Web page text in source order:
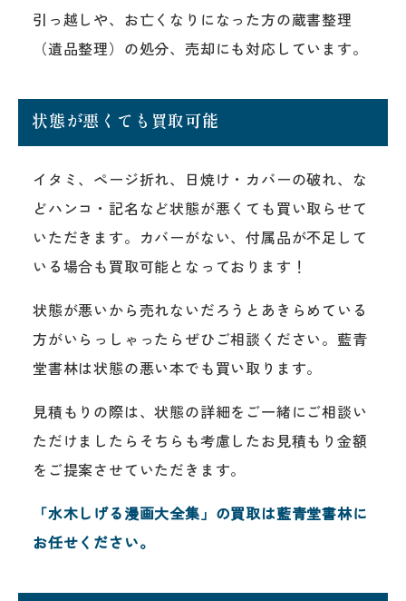
引っ越しや、お亡くなりになった方の蔵書整理
（遺品整理）の処分、売却にも対応しています。
状態が悪くても買取可能
イタミ、ページ折れ、日焼け・カバーの破れ、な
どハンコ・記名など状態が悪くても買い取らせて
いただきます。カバーがない、付属品が不足して
いる場合も買取可能となっております！
状態が悪いから売れないだろうとあきらめている
方がいらっしゃったらぜひご相談ください。藍青
堂書林は状態の悪い本でも買い取ります。
見積もりの際は、状態の詳細をご一緒にご相談い
ただけましたらそちらも考慮したお見積もり金額
をご提案させていただきます。
「水木しげる漫画大全集」の買取は藍青堂書林に
お任せください。